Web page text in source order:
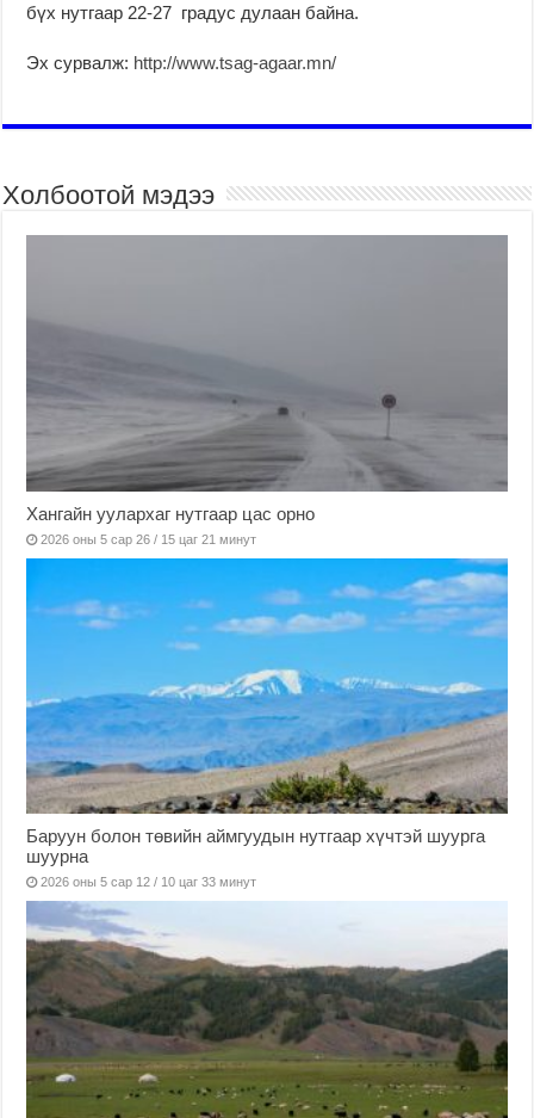
бүх нутгаар 22-27 градус дулаан байна.
Эх сурвалж: http://www.tsag-agaar.mn/
Холбоотой мэдээ
Хангайн уулархаг нутгаар цас орно
2026 оны 5 сар 26 / 15 цаг 21 минут
Баруун болон төвийн аймгуудын нутгаар хүчтэй шуурга
шуурна
2026 оны 5 сар 12 / 10 цаг 33 минут